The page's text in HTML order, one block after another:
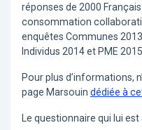
réponses de 2000
consommation
enquêtes Communes
Individus 2014 et PME
Pour plus d’informations,
page Marsouin dédiée à
Le questionnaire qui lui